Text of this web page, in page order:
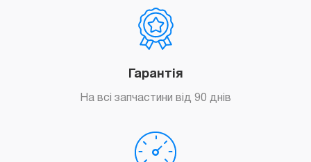
Гарантія
На всі запчастини від 90 днів